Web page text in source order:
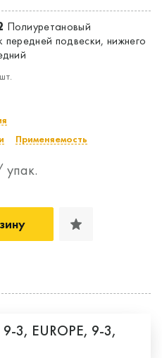
Полиуретановый
передней подвески, нижнего
Применяемость
упак.
9-3, EUROPE, 9-3,